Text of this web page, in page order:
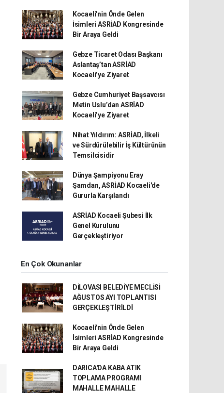
Kocaeli'nin Önde Gelen
İsimleri ASRİAD Kongresinde
Bir Araya Geldi
Gebze Ticaret Odası Başkanı
Aslantaş’tan ASRİAD
Kocaeli’ye Ziyaret
Gebze Cumhuriyet Başsavcısı
Metin Uslu’dan ASRİAD
Kocaeli’ye Ziyaret
Nihat Yıldırım: ASRİAD, İlkeli
ve Sürdürülebilir İş Kültürünün
Temsilcisidir
Dünya Şampiyonu Eray
Şamdan, ASRİAD Kocaeli'de
Gururla Karşılandı
ASRİAD Kocaeli Şubesi İlk
Genel Kurulunu
Gerçekleştiriyor
En Çok Okunanlar
DİLOVASI BELEDİYE MECLİSİ
AĞUSTOS AYI TOPLANTISI
GERÇEKLEŞTİRİLDİ
Kocaeli'nin Önde Gelen
İsimleri ASRİAD Kongresinde
Bir Araya Geldi
DARICA'DA KABA ATIK
TOPLAMA PROGRAMI
MAHALLE MAHALLE